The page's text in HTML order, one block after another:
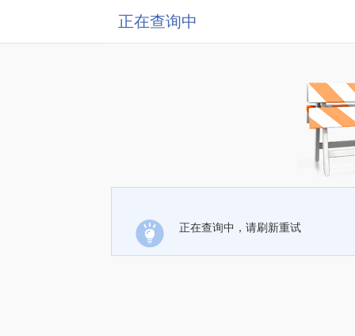
正在查询中
正在查询中，请刷新重试